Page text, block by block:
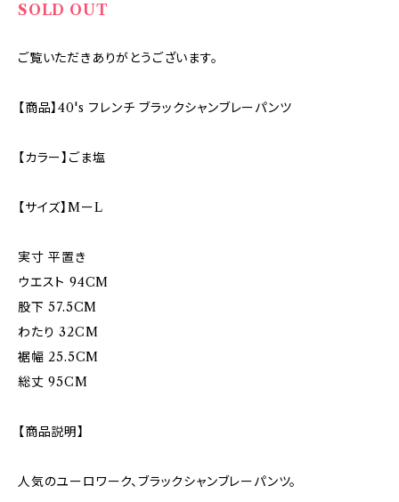
SOLD OUT
ご覧いただきありがとうございます。
【商品】40's フレンチ ブラックシャンブレーパンツ
【カラー】ごま塩
【サイズ】MーL
実寸 平置き
ウエスト 94CM
股下 57.5CM
わたり 32CM
裾幅 25.5CM
総丈 95CM
【商品説明】
人気のユーロワーク、ブラックシャンブレーパンツ。